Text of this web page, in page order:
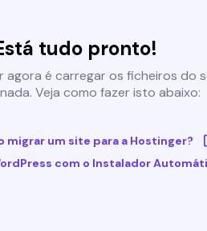
tudo pronto!
agora é carregar os ficheiros do
Veja como fazer isto abaixo:
migrar um site para a Hostinger?
com o Instalador